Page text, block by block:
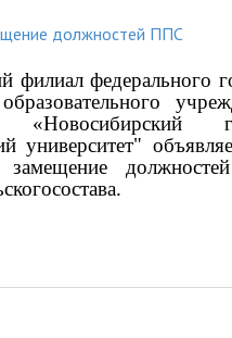
должностей ППС
филиал федерального
«Новосибирский
университет"